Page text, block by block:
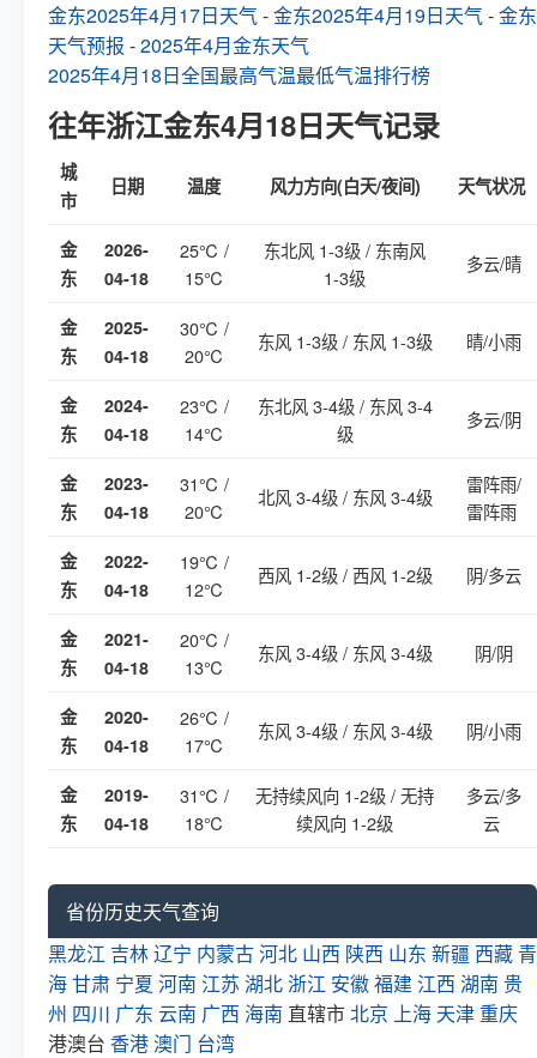
金东2025年4月17日天气-金东2025年4月19日天气-金东
天气预报 -2025年4月金东天气
2025年4月18日全国最高气温最低气温排行榜
往年浙江金东4月18日天气记录
城
市
日期 温度 风力方向(白天/夜间) 天气状况
金
东
2026-
04-18
25℃ /
15℃
东北风 1-3级 / 东南风
1-3级
多云/晴
金
东
2025-
04-18
30℃ /
20℃
东风 1-3级 / 东风 1-3级 晴/小雨
金
东
2024-
04-18
23℃ /
14℃
东北风 3-4级 / 东风 3-4
级
多云/阴
金
东
2023-
04-18
31℃ /
20℃
北风 3-4级 / 东风 3-4级
雷阵雨/
雷阵雨
金
东
2022-
04-18
19℃ /
12℃
西风 1-2级 / 西风 1-2级 阴/多云
金
东
2021-
04-18
20℃ /
13℃
东风 3-4级 / 东风 3-4级 阴/阴
金
东
2020-
04-18
26℃ /
17℃
东风 3-4级 / 东风 3-4级 阴/小雨
金
东
2019-
04-18
31℃ /
18℃
无持续风向 1-2级 / 无持
续风向 1-2级
多云/多
云
省份历史天气查询
黑龙江 吉林辽宁 内蒙古河北 山西 陕西 山东 新疆 西藏 青
海甘肃 宁夏 河南 江苏 湖北 浙江 安徽福建 江西 湖南 贵
州 四川 广东 云南 广西 海南 直辖市北京 上海 天津 重庆
港澳台 香港澳门 台湾